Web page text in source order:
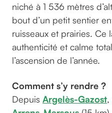
niché à 1 536 mètres
bout d’un petit sentier
ruisseaux et prairies. Ce
authenticité et calme
l’ascension de l’année.
Comment s’y rendre ?
Depuis Argelès-Gazost,